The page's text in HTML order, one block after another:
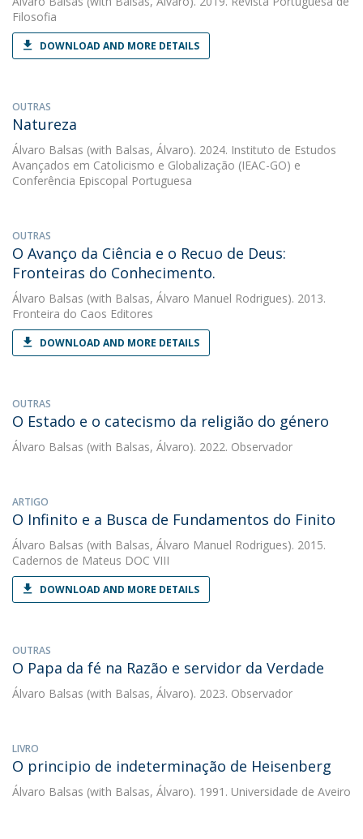
Filosofia
DOWNLOAD AND MORE DETAILS
OUTRAS
Natureza
Álvaro Balsas (with Balsas, Álvaro). 2024. Instituto de Estudos
Avançados em Catolicismo e Globalização (IEAC-GO) e
Conferência Episcopal Portuguesa
OUTRAS
O Avanço da Ciência e o Recuo de Deus:
Fronteiras do Conhecimento.
Álvaro Balsas (with Balsas, Álvaro Manuel Rodrigues). 2013.
Fronteira do Caos Editores
DOWNLOAD AND MORE DETAILS
OUTRAS
O Estado e o catecismo da religião do género
Álvaro Balsas (with Balsas, Álvaro). 2022. Observador
ARTIGO
O Infinito e a Busca de Fundamentos do Finito
Álvaro Balsas (with Balsas, Álvaro Manuel Rodrigues). 2015.
Cadernos de Mateus DOC VIII
DOWNLOAD AND MORE DETAILS
OUTRAS
O Papa da fé na Razão e servidor da Verdade
Álvaro Balsas (with Balsas, Álvaro). 2023. Observador
LIVRO
O principio de indeterminação de Heisenberg
Álvaro Balsas (with Balsas, Álvaro). 1991. Universidade de Aveiro